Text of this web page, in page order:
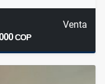
Venta
COP